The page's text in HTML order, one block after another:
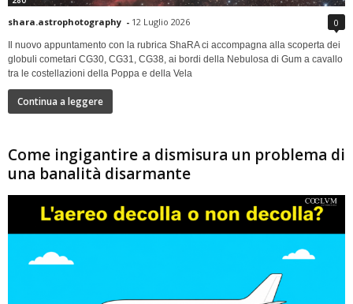
shara.astrophotography - 12 Luglio 2026 0
Il nuovo appuntamento con la rubrica ShaRA ci accompagna alla scoperta dei
globuli cometari CG30, CG31, CG38, ai bordi della Nebulosa di Gum a cavallo
tra le costellazioni della Poppa e della Vela
Continua a leggere
Come ingigantire a dismisura un problema di
una banalità disarmante